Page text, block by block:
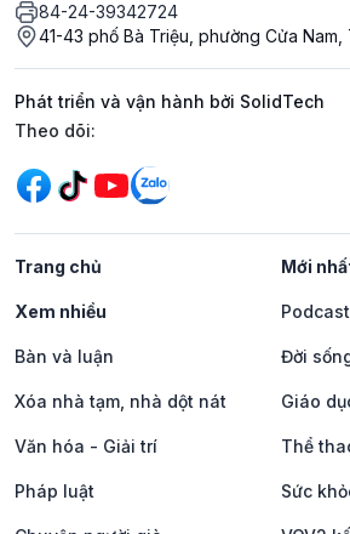
84-24-39342724
41-43 phố Bà Triệu, phường Cửa Nam,
Phát triển và vận hành bởi SolidTech
Mạng xã hội
Theo dõi:
Trang chủ Mới
Xem nhiều Podcast
Bàn và luận Đời
Xóa nhà tạm, nhà dột nát Giáo
Văn hóa - Giải trí Thể
Pháp luật Sức